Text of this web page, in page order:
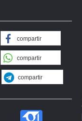
compartir
compartir
compartir